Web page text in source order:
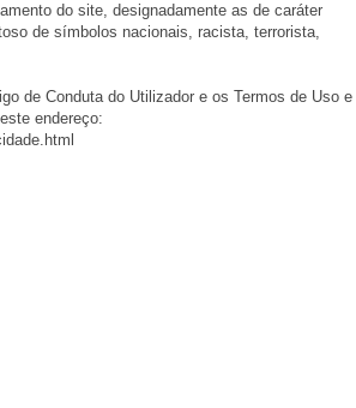
do site, designadamente as de caráter
de símbolos nacionais, racista, terrorista,
de Conduta do Utilizador e os Termos de Uso e
endereço: